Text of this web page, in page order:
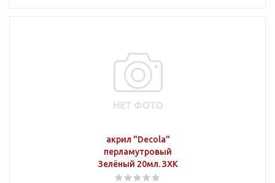
акрил "Decola"
перламутровый
Зелёный 20мл. ЗХК